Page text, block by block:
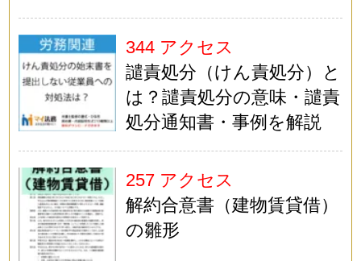
344 アクセス
譴責処分（けん責処分）と
は？譴責処分の意味・譴責
処分通知書・事例を解説
257 アクセス
解約合意書（建物賃貸借）
の雛形